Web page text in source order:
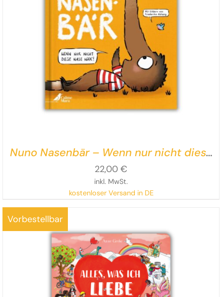
Nuno Nasenbär – Wenn nur nicht diese
Nase wär‘!
22,00 €
inkl. MwSt.
kostenloser Versand in DE
Perspektivwechsel, Selbstakzeptanz
Freundschaft.
Vorbestellbar